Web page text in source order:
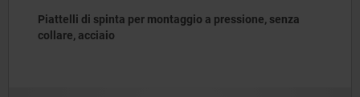
Piattelli di spinta per montaggio a pressione,
collare, in cciaio inox